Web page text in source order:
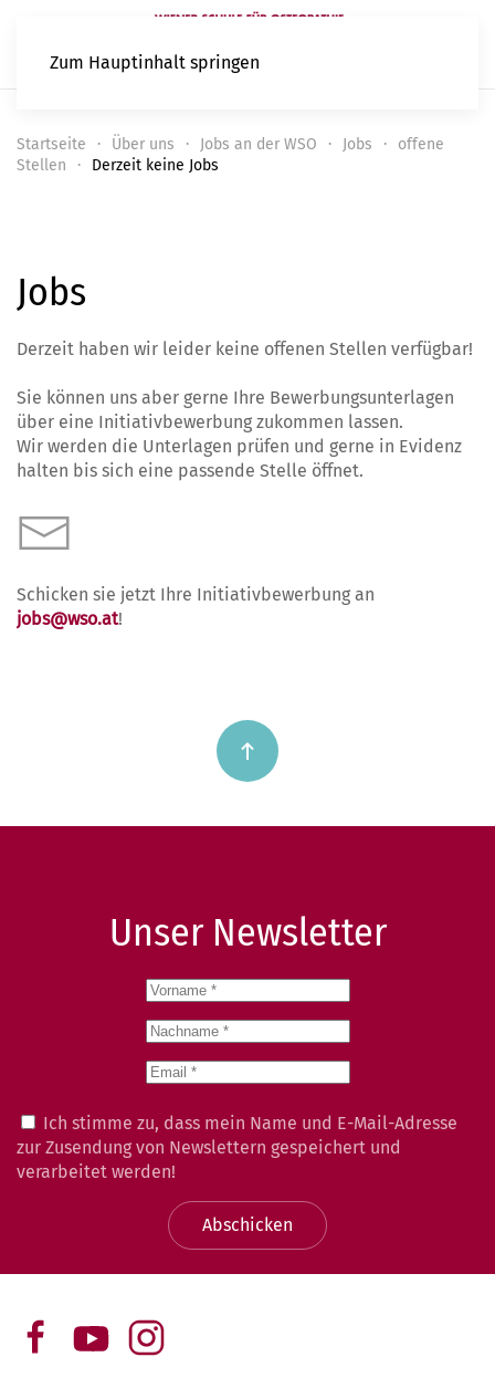
Zum Hauptinhalt springen
Startseite Über uns Jobs an der WSO Jobs
offene
Stellen
Derzeit keine Jobs
Jobs
Derzeit haben wir leider keine offenen Stellen verfügbar!
Sie können uns aber gerne Ihre Bewerbungsunterlagen
über eine Initiativbewerbung zukommen lassen.
Wir werden die Unterlagen prüfen und gerne in Evidenz
halten bis sich eine passende Stelle öffnet.
Schicken sie jetzt Ihre Initiativbewerbung an
jobs@wso.at!
Unser Newsletter
Ich stimme zu, dass mein Name und E-Mail-Adresse
zur Zusendung von Newslettern gespeichert und
verarbeitet werden!
Abschicken